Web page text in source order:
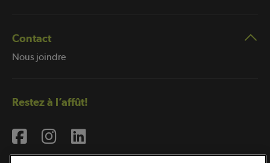
Contact
Nous joindre
Restez à l’affût!